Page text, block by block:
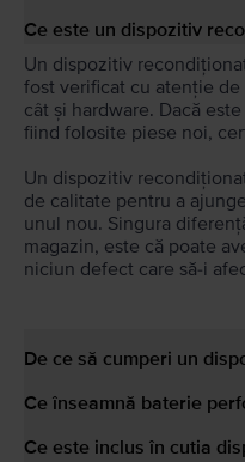
Ce este un dispozitiv
Un dispozitiv
fost verificat cu atenție
cât și hardware. Dacă
fiind folosite piese noi,
Un dispozitiv
de calitate pentru a
unul nou. Singura
magazin, este că poate
niciun defect care să-i
De ce să cumperi un
Ce înseamnă baterie
Ce este inclus în cutia